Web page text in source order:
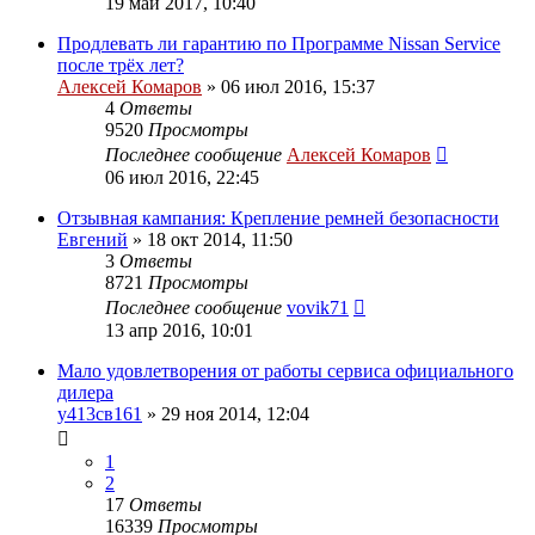
Продлевать ли гарантию по Программе Nissan Service
после трёх лет?
Алексей Комаров » 06 июл 2016, 15:37
4 Ответы
9520 Просмотры
Последнее сообщение Алексей Комаров
06 июл 2016, 22:45
Отзывная кампания: Крепление ремней безопасности
Евгений » 18 окт 2014, 11:50
3 Ответы
8721 Просмотры
Последнее сообщение vovik71
13 апр 2016, 10:01
Мало удовлетворения от работы сервиса официального
дилера
у413св161 » 29 ноя 2014, 12:04
1
2
17 Ответы
16339 Просмотры